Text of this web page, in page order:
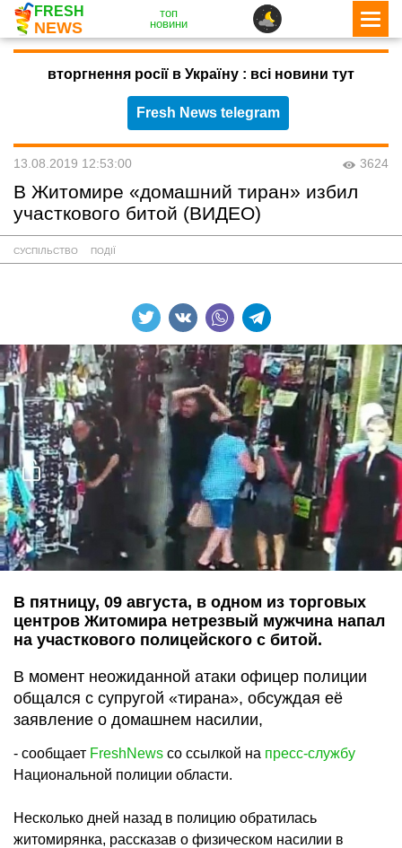
FRESH
NEWS
топ
новини
вторгнення росії в Україну : всі новини тут
Fresh News telegram
13.08.2019 12:53:00 3624
В Житомире «домашний тиран» избил
участкового битой (ВИДЕО)
СУСПІЛЬСТВО ПОДІЇ
В пятницу, 09 августа, в одном из торговых
центров Житомира нетрезвый мужчина напал
на участкового полицейского с битой.
В момент неожиданной атаки офицер полиции
общался с супругой «тирана», обсуждая её
заявление о домашнем насилии,
- сообщает FreshNews со ссылкой на пресс-службу
Национальной полиции области.
Несколько дней назад в полицию обратилась
житомирянка, рассказав о физическом насилии в